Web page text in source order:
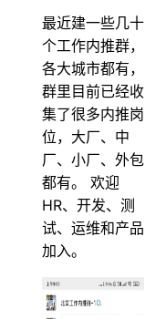
最近建一些几十
个工作内推群，
各大城市都有，
群里目前已经收
集了很多内推岗
位，大厂、中
厂、小厂、外包
都有。 欢迎
HR、开发、测
试、运维和产品
加入。